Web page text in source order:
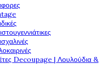
Decoupage | Λουλούδια &